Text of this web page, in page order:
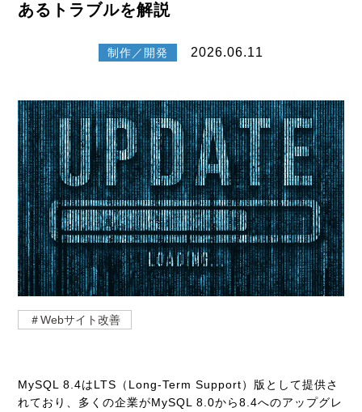
あるトラブルを解説
制作／開発 2026.06.11
＃Webサイト改善
MySQL 8.4はLTS（Long-Term Support）版として提供さ
れており、多くの企業がMySQL 8.0から8.4へのアップグレ